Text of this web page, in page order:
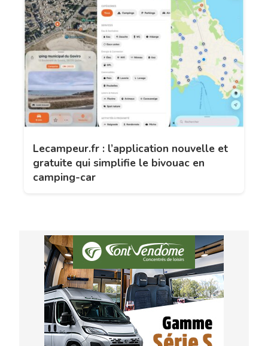
Lecampeur.fr : l’application nouvelle et
gratuite qui simplifie le bivouac en
camping-car